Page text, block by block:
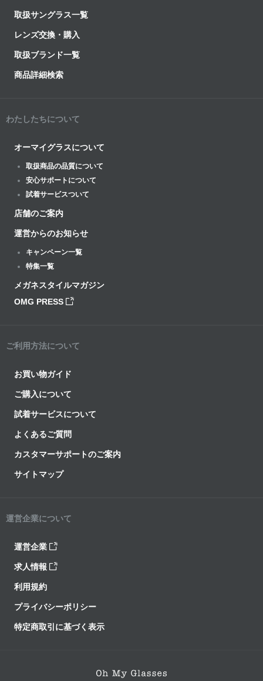
取扱サングラス一覧
レンズ交換・購入
取扱ブランド一覧
商品詳細検索
わたしたちについて
オーマイグラスについて
取扱商品の品質について
安心サポートについて
試着サービスついて
店舗のご案内
運営からのお知らせ
キャンペーン一覧
特集一覧
メガネスタイルマガジン
OMG PRESS
ご利用方法について
お買い物ガイド
ご購入について
試着サービスについて
よくあるご質問
カスタマーサポートのご案内
サイトマップ
運営企業について
運営企業
求人情報
利用規約
プライバシーポリシー
特定商取引に基づく表示